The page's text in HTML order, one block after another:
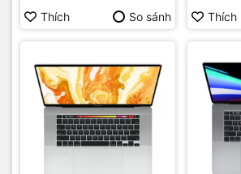
📍 Mua hàng tại MacShop24h
Thích So sánh Thích